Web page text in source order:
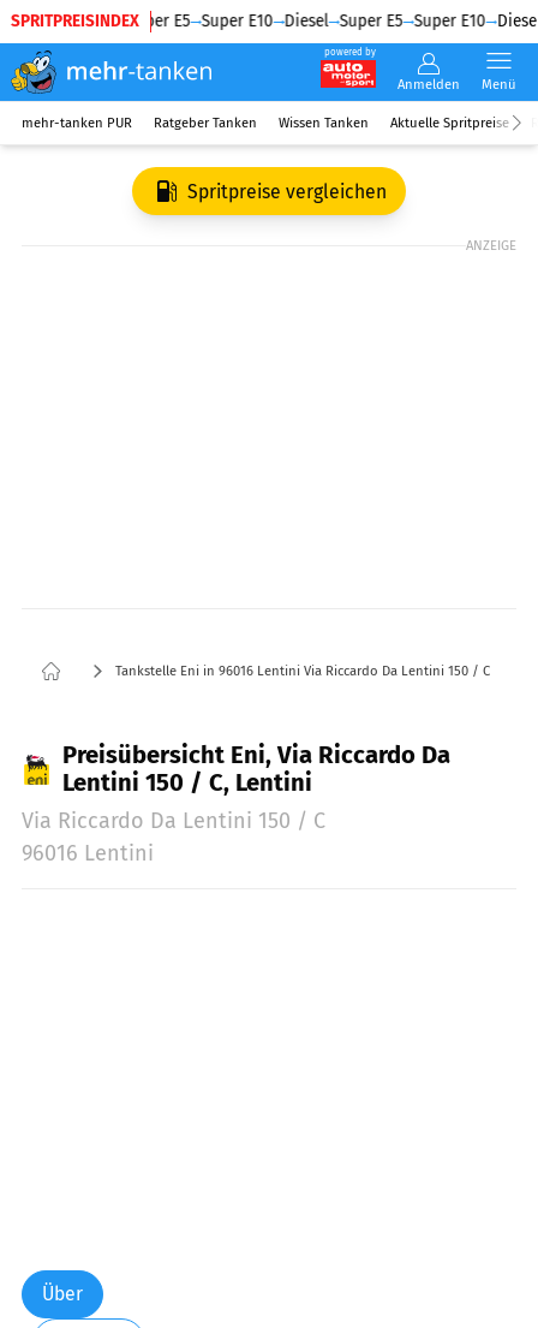
SPRITPREISINDEX
Diesel Super E5 Super E10 Diesel Super E5 Super E10 Diesel
powered by
Anmelden Menü
mehr-tanken PUR Ratgeber Tanken Wissen Tanken Aktuelle Spritpreise
Spritpreise vergleichen
ANZEIGE
Tankstelle Eni in 96016 Lentini Via Riccardo Da Lentini 150 / C
Preisübersicht Eni, Via Riccardo Da
Lentini 150 / C, Lentini
Via Riccardo Da Lentini 150 / C
96016 Lentini
Über